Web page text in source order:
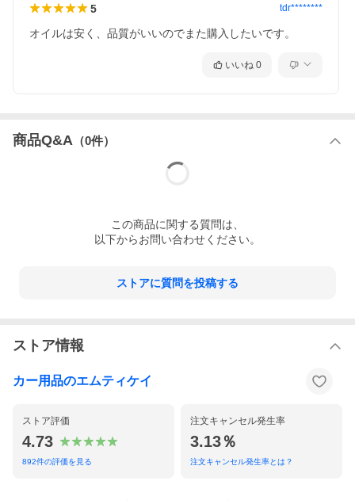
5 tdr********
オイルは安く、品質がいいのでまた購入したいです。
いいね 0
商品Q&A （0件）
この商品に関する質問は、
以下からお問い合わせください。
ストアに質問を投稿する
ストア情報
カー用品のエムティケイ
ストア評価
4.73
892件の評価を見る
注文キャンセル発生率
3.13％
注文キャンセル発生率とは？